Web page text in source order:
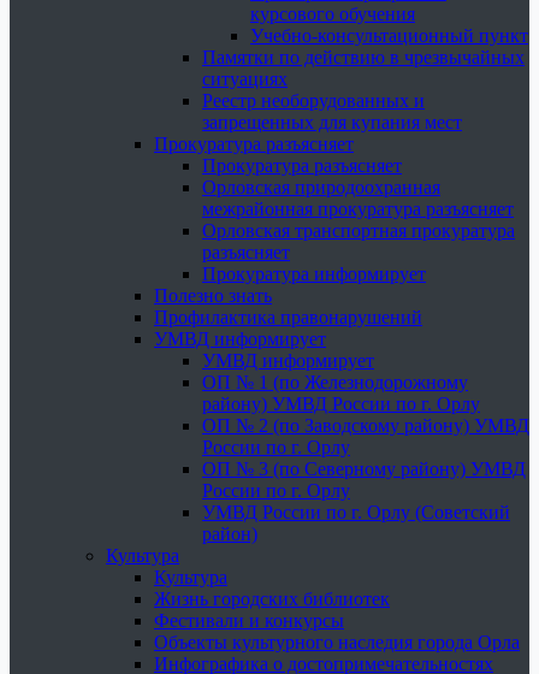
курсового обучения
Учебно-консультационный пункт
Памятки по действию в чрезвычайных
ситуациях
Реестр необорудованных и
запрещенных для купания мест
Прокуратура разъясняет
Прокуратура разъясняет
Орловская природоохранная
межрайонная прокуратура разъясняет
Орловская транспортная прокуратура
разъясняет
Прокуратура информирует
Полезно знать
Профилактика правонарушений
УМВД информирует
УМВД информирует
ОП № 1 (по Железнодорожному
району) УМВД России по г. Орлу
ОП № 2 (по Заводскому району) УМВД
России по г. Орлу
ОП № 3 (по Северному району) УМВД
России по г. Орлу
УМВД России по г. Орлу (Советский
район)
Культура
Культура
Жизнь городских библиотек
Фестивали и конкурсы
Объекты культурного наследия города Орла
Инфографика о достопримечательностях